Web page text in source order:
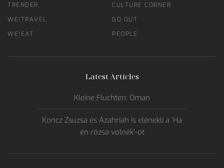
TRENDER
WE!TRAVEL
WE!EAT
CULTURE CORNER
GO OUT
PEOPLE
Latest Articles
Kleine Fluchten: Oman
Koncz Zsuzsa és Azahriah is elénekli a ’Ha
én rózsa volnék’-ot